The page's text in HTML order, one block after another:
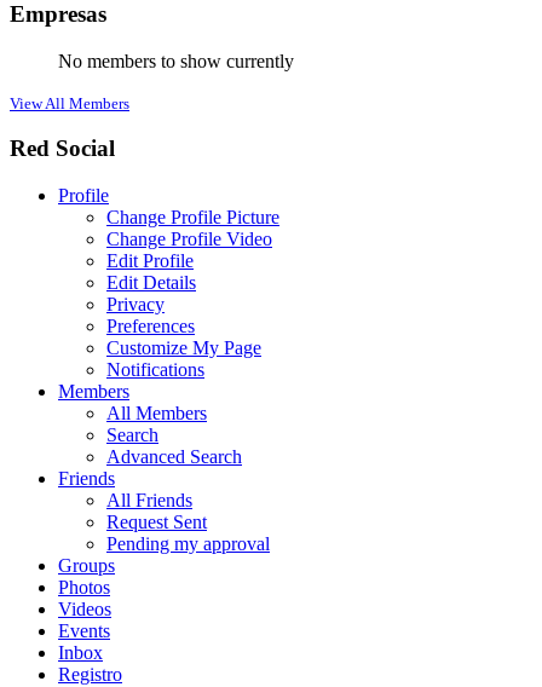
Empresas
No members to show currently
View All Members
Red Social
Profile
Change Profile Picture
Change Profile Video
Edit Profile
Edit Details
Privacy
Preferences
Customize My Page
Notifications
Members
All Members
Search
Advanced Search
Friends
All Friends
Request Sent
Pending my approval
Groups
Photos
Videos
Events
Inbox
Registro